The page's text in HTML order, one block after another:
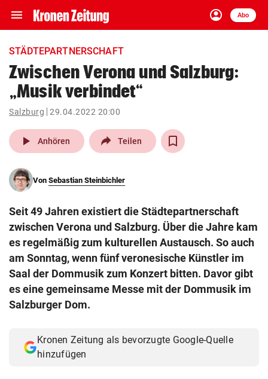
menu Navigation
ein-/ausklappen
account_circle
Anmelden
Abo
close Schließen
account_circle Anmelden
pin_drop
Wien arrow_right
search
eingeben
© Krone Multimedia GmbH & Co KG 2026
Muthgasse 2, 1190 Wien
STÄDTEPARTNERSCHAFT
Zwischen Verona und Salzburg:
„Musik verbindet“
Salzburg 29.04.2022 20:00
play_arrow Anhören Teilen
Von Sebastian Steinbichler
Seit 49 Jahren existiert die Städtepartnerschaft
zwischen Verona und Salzburg. Über die Jahre kam
es regelmäßig zum kulturellen Austausch. So auch
am Sonntag, wenn fünf veronesische Künstler im
Saal der Dommusik zum Konzert bitten. Davor gibt
es eine gemeinsame Messe mit der Dommusik im
Salzburger Dom.
Kronen Zeitung als bevorzugte Google-Quelle
hinzufügen